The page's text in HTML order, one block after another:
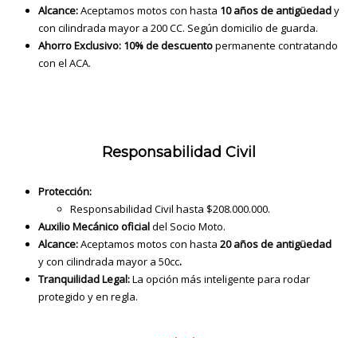
Alcance:Aceptamos motos con hasta 10 años de antigüedady
con cilindrada mayor a 200 CC. Según domicilio de guarda.
Ahorro Exclusivo: 10% de descuentopermanente contratando
con el ACA.
Responsabilidad Civil
Protección:
Responsabilidad Civil hasta $208.000.000.
Auxilio Mecánico oficialdel Socio Moto.
Alcance:Aceptamos motos con hasta 20 años de antigüedad
y con cilindrada mayor a 50cc.
Tranquilidad Legal:La opción más inteligente para rodar
protegido y en regla.